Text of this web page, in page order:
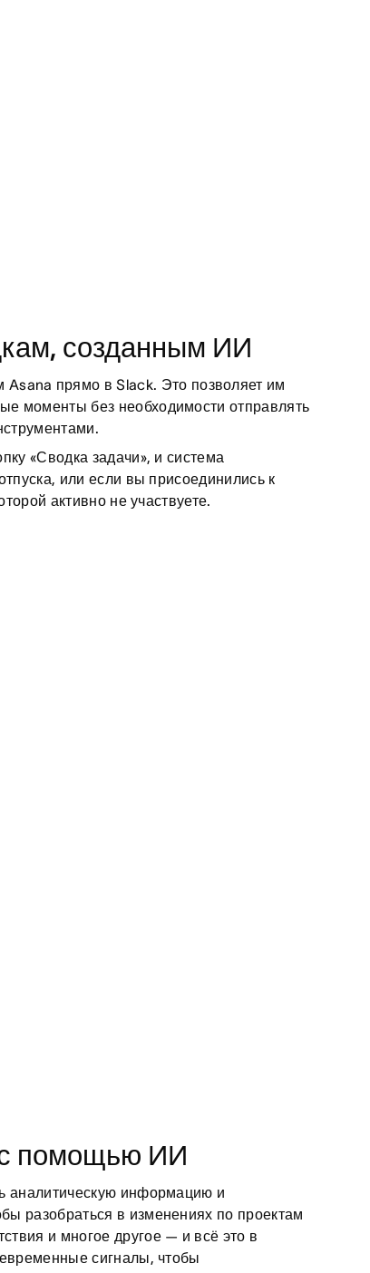
созданным ИИ
Asana прямо в Slack. Это позволяет им
моменты без необходимости отправлять
«Сводка задачи», и система
или если вы присоединились к
активно не участвуете.
с помощью ИИ
аналитическую информацию и
разобраться в изменениях по проектам
и многое другое — и всё это в
сигналы, чтобы